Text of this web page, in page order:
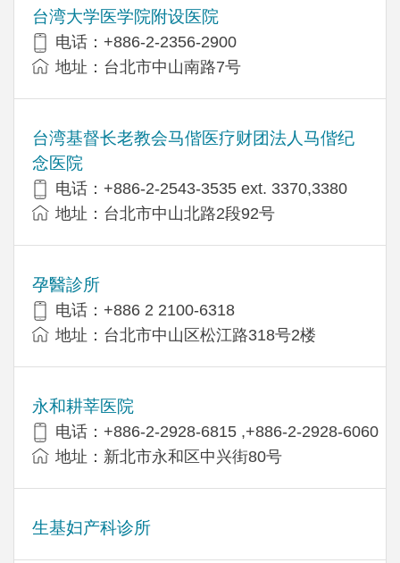
台湾大学医学院附设医院
电话：+886-2-2356-2900
地址：台北市中山南路7号
台湾基督长老教会马偕医疗财团法人马偕纪
念医院
电话：+886-2-2543-3535 ext. 3370,3380
地址：台北市中山北路2段92号
孕醫診所
电话：+886 2 2100-6318
地址：台北市中山区松江路318号2楼
永和耕莘医院
电话：+886-2-2928-6815 ,+886-2-2928-6060
地址：新北市永和区中兴街80号
生基妇产科诊所